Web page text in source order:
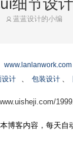
蓝蓝设计的小编
www.lanlanwork.com
设计 、 包装设计 、
博客内容，每天自